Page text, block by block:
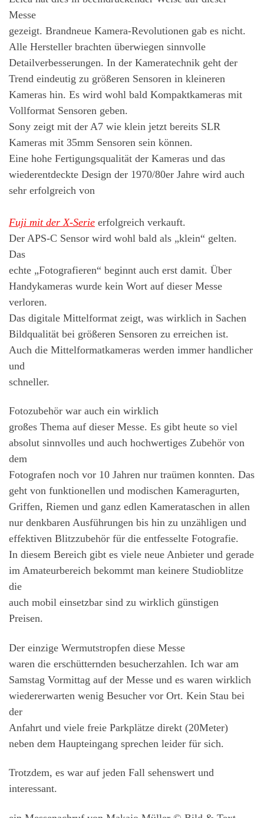
Messe
gezeigt. Brandneue Kamera-Revolutionen gab es nicht.
Alle Hersteller brachten überwiegen sinnvolle
Detailverbesserungen. In der Kameratechnik geht der
Trend eindeutig zu größeren Sensoren in kleineren
Kameras hin. Es wird wohl bald Kompaktkameras mit
Vollformat Sensoren geben.
Sony zeigt mit der A7 wie klein jetzt bereits SLR
Kameras mit 35mm Sensoren sein können.
Eine hohe Fertigungsqualität der Kameras und das
wiederentdeckte Design der 1970/80er Jahre wird auch
sehr erfolgreich von
Fuji mit der X-Serie erfolgreich verkauft.
Der APS-C Sensor wird wohl bald als „klein“ gelten.
Das
echte „Fotografieren“ beginnt auch erst damit. Über
Handykameras wurde kein Wort auf dieser Messe
verloren.
Das digitale Mittelformat zeigt, was wirklich in Sachen
Bildqualität bei größeren Sensoren zu erreichen ist.
Auch die Mittelformatkameras werden immer handlicher
und
schneller.
Fotozubehör war auch ein wirklich
großes Thema auf dieser Messe. Es gibt heute so viel
absolut sinnvolles und auch hochwertiges Zubehör von
dem
Fotografen noch vor 10 Jahren nur traümen konnten. Das
geht von funktionellen und modischen Kameragurten,
Griffen, Riemen und ganz edlen Kamerataschen in allen
nur denkbaren Ausführungen bis hin zu unzähligen und
effektiven Blitzzubehör für die entfesselte Fotografie.
In diesem Bereich gibt es viele neue Anbieter und gerade
im Amateurbereich bekommt man keinere Studioblitze
die
auch mobil einsetzbar sind zu wirklich günstigen
Preisen.
Der einzige Wermutstropfen diese Messe
waren die erschütternden besucherzahlen. Ich war am
Samstag Vormittag auf der Messe und es waren wirklich
wiedererwarten wenig Besucher vor Ort. Kein Stau bei
der
Anfahrt und viele freie Parkplätze direkt (20Meter)
neben dem Haupteingang sprechen leider für sich.
Trotzdem, es war auf jeden Fall sehenswert und
interessant.